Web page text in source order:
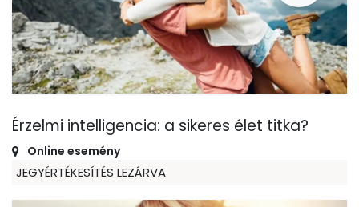
Érzelmi intelligencia: a sikeres élet titka?
Online esemény
JEGYÉRTÉKESÍTÉS LEZÁRVA